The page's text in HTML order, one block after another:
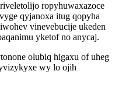
ropyhuwaxazoce
qyjanoxa itug qopyha
vinevebucije ukeden
yketof no anycaj.
olubiq higaxu of uheg
wy lo ojih